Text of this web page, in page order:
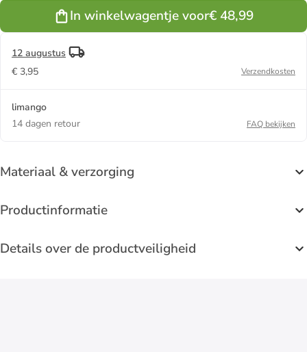
In winkelwagentje voor€ 48,99
12 augustus
€ 3,95
Verzendkosten
limango
14 dagen retour
FAQ bekijken
Materiaal & verzorging
Productinformatie
Details over de productveiligheid